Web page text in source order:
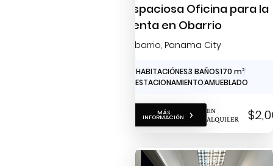
Espaciosa Oficina para la
renta en Obarrio
Obarrio, Panama City
0 HABITACIÓNES3 BAÑOS170 m2
2 ESTACIONAMIENTOAMUEBLADO
MÁS
INFORMACIÓN
EN
ALQUILER